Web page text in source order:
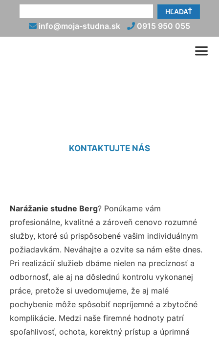
HĽADAŤ
info@moja-studna.sk 0915 950 055
KONTAKTUJTE NÁS
Narážanie studne Berg? Ponúkame vám
profesionálne, kvalitné a zároveň cenovo rozumné
služby, ktoré sú prispôsobené vašim individuálnym
požiadavkám. Neváhajte a ozvite sa nám ešte dnes.
Pri realizácií služieb dbáme nielen na precíznosť a
odbornosť, ale aj na dôslednú kontrolu vykonanej
práce, pretože si uvedomujeme, že aj malé
pochybenie môže spôsobiť nepríjemné a zbytočné
komplikácie. Medzi naše firemné hodnoty patrí
spoľahlivosť, ochota, korektný prístup a úprimná